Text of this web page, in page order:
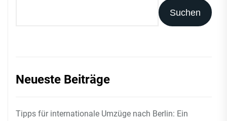
Suchen
Neueste Beiträge
Tipps für internationale Umzüge nach Berlin: Ein